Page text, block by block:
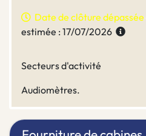
Date de clôture dépassée
estimée : 17/07/2026
Secteurs d'activité
Audiomètres.